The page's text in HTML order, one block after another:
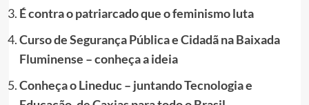
É contra o patriarcado que o feminismo luta
Curso de Segurança Pública e Cidadã na Baixada
Fluminense – conheça a ideia
Conheça o Lineduc – juntando Tecnologia e